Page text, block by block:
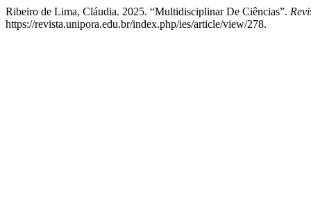
Ribeiro de Lima, Cláudia. 2025. “Multidisciplinar De Ciências”.
https://revista.unipora.edu.br/index.php/ies/article/view/278.